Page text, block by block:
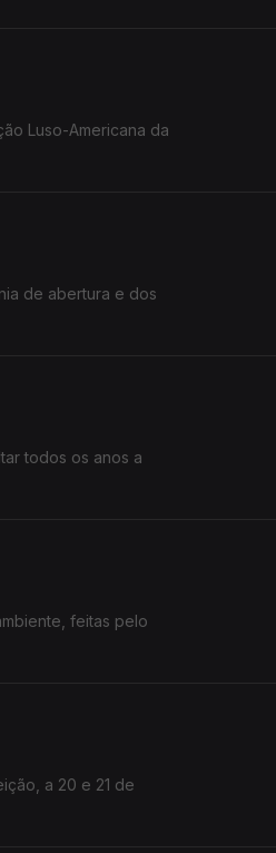
Luso-Americana da
de abertura e dos
todos os anos a
feitas pelo
a 20 e 21 de